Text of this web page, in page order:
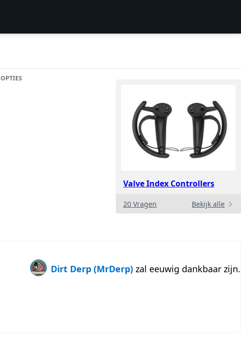
Valve Index Controllers
20 Vragen Bekijk alle
OPTIES
Dirt Derp (MrDerp) zal eeuwig dankbaar zijn.